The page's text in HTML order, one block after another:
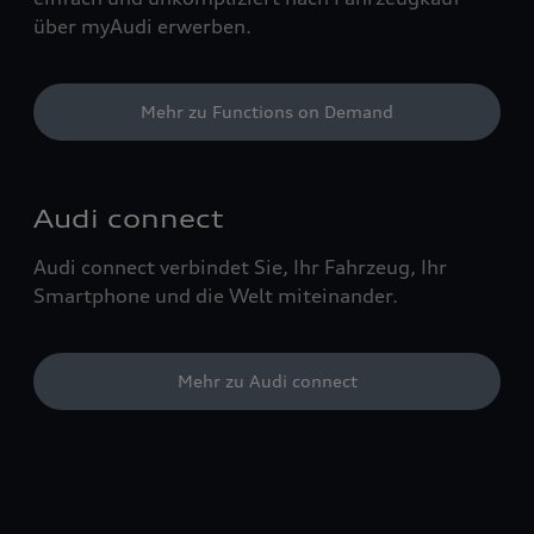
über myAudi erwerben.
Mehr zu Functions on Demand
Audi connect
Audi connect verbindet Sie, Ihr Fahrzeug, Ihr
Smartphone und die Welt miteinander.
Mehr zu Audi connect